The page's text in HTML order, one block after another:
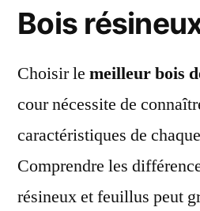
Bois
Choisir le meilleur bois
cour nécessite de
caractéristiques de
Comprendre les
résineux et feuillus peut